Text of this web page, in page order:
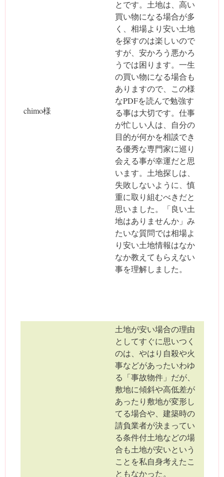
chimo様
とです。土地は、高い
買い物になる場合が多
く、相場より安い土地
を探すのは楽しいので
すが、安かろう悪かろ
うでは困ります。一生
の買い物になる場合も
ありますので、この様
なPDFを読んで勉強す
る事は大切です。仕事
が忙しい人は、自分の
目的が何かを相談でき
る優秀な専門家に巡り
会える事が幸運だと思
います。土地探しは、
失敗しないように、慎
重に取り組むべきだと
思いました。「良い土
地はありませんか」み
たいな質問では相場よ
り安い土地情報はなか
なか教えてもらえない
事を理解しました。
土地が安い場合の理由
としてすぐに思いつく
のは、やはり自殺や火
事などがあったいわゆ
る「事故物件」だが、
敷地に傾斜や高低差が
あったり敷地が変形し
てる場合や、建築時の
請負業者が決まってい
る条件付土地などの場
合も土地が安いという
ことを私自身考えたこ
ともなかった。